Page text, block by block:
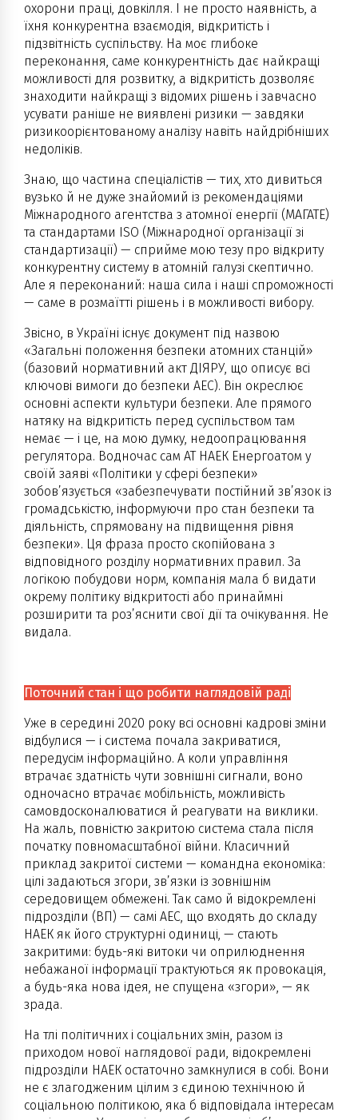
охорони праці, довкілля. І не просто наявність, а
їхня конкурентна взаємодія, відкритість і
підзвітність суспільству. На моє глибоке
переконання, саме конкурентність дає найкращі
можливості для розвитку, а відкритість дозволяє
знаходити найкращі з відомих рішень і завчасно
усувати раніше не виявлені ризики — завдяки
ризикоорієнтованому аналізу навіть найдрібніших
недоліків.
Знаю, що частина спеціалістів — тих, хто дивиться
вузько й не дуже знайомий із рекомендаціями
Міжнародного агентства з атомної енергії (МАГАТЕ)
та стандартами ISO (Міжнародної організації зі
стандартизації) — сприйме мою тезу про відкриту
конкурентну систему в атомній галузі скептично.
Але я переконаний: наша сила і наші спроможності
— саме в розмаїтті рішень і в можливості вибору.
Звісно, в Україні існує документ під назвою
«Загальні положення безпеки атомних станцій»
(базовий нормативний акт ДІЯРУ, що описує всі
ключові вимоги до безпеки АЕС). Він окреслює
основні аспекти культури безпеки. Але прямого
натяку на відкритість перед суспільством там
немає — і це, на мою думку, недоопрацювання
регулятора. Водночас сам АТ НАЕК Енергоатом у
своїй заяві «Політики у сфері безпеки»
зобов’язується «забезпечувати постійний зв’язок із
громадськістю, інформуючи про стан безпеки та
діяльність, спрямовану на підвищення рівня
безпеки». Ця фраза просто скопійована з
відповідного розділу нормативних правил. За
логікою побудови норм, компанія мала б видати
окрему політику відкритості або принаймні
розширити та роз’яснити свої дії та очікування. Не
видала.
Поточний стан і що робити наглядовій раді
Уже в середині 2020 року всі основні кадрові зміни
відбулися — і система почала закриватися,
передусім інформаційно. А коли управління
втрачає здатність чути зовнішні сигнали, воно
одночасно втрачає мобільність, можливість
самовдосконалюватися й реагувати на виклики.
На жаль, повністю закритою система стала після
початку повномасштабної війни. Класичний
приклад закритої системи — командна економіка:
цілі задаються згори, зв’язки із зовнішнім
середовищем обмежені. Так само й відокремлені
підрозділи (ВП) — самі АЕС, що входять до складу
НАЕК як його структурні одиниці, — стають
закритими: будь-які витоки чи оприлюднення
небажаної інформації трактуються як провокація,
а будь-яка нова ідея, не спущена «згори», — як
зрада.
На тлі політичних і соціальних змін, разом із
приходом нової наглядової ради, відокремлені
підрозділи НАЕК остаточно замкнулися в собі. Вони
не є злагодженим цілим з єдиною технічною й
соціальною політикою, яка б відповідала інтересам